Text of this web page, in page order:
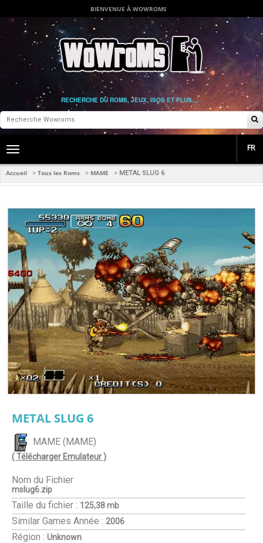
BIENVENUE À WOWROMS
RECHERCHE DU ROMS, JEUX, ISOS ET PLUS....
Toggle
navigation
FR
Accueil > Tous les Roms > MAME > METAL SLUG 6
METAL SLUG 6
MAME (MAME)
( Télécharger Emulateur )
Nom du Fichier
mslug6.zip
Taille du fichier : 125,38 mb
Similar Games Année : 2006
Région : Unknown